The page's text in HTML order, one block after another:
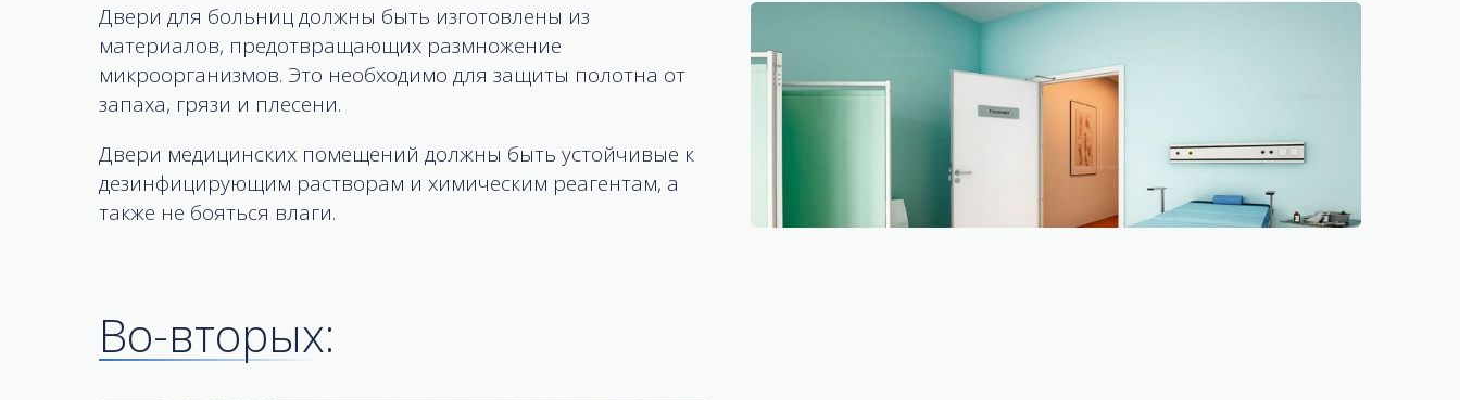
Двери для больниц должны быть изготовлены из
материалов, предотвращающих размножение
микроорганизмов. Это необходимо для защиты полотна от
запаха, грязи и плесени.
Двери медицинских помещений должны быть устойчивые к
дезинфицирующим растворам и химическим реагентам, а
также не бояться влаги.
Во-вторых: